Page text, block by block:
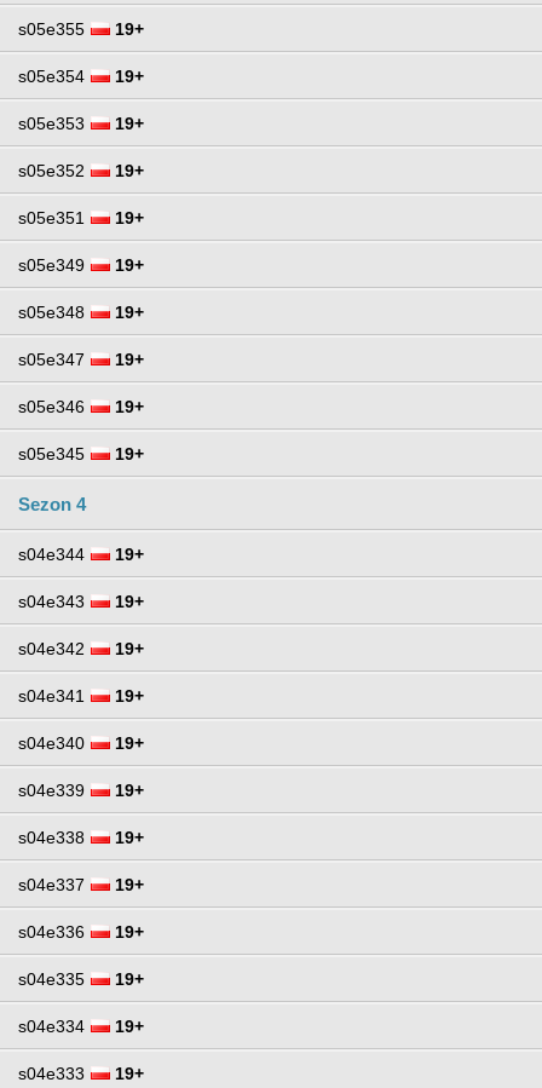
s05e355 19+
s05e354 19+
s05e353 19+
s05e352 19+
s05e351 19+
s05e349 19+
s05e348 19+
s05e347 19+
s05e346 19+
s05e345 19+
Sezon 4
s04e344 19+
s04e343 19+
s04e342 19+
s04e341 19+
s04e340 19+
s04e339 19+
s04e338 19+
s04e337 19+
s04e336 19+
s04e335 19+
s04e334 19+
s04e333 19+